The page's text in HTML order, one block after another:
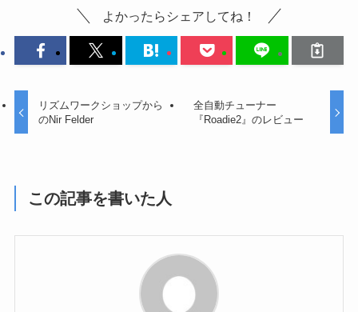
よかったらシェアしてね！
リズムワークショップから
のNir Felder
全自動チューナー
『Roadie2』のレビュー
この記事を書いた人